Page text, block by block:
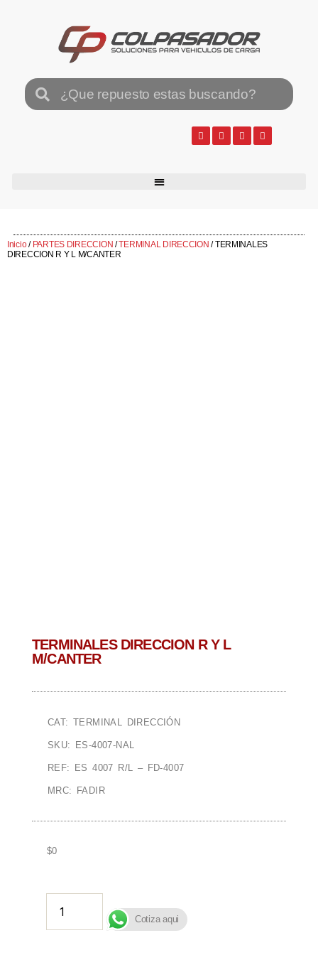
Inicio/ PARTES DIRECCION /TERMINAL DIRECCION / TERMINALES
DIRECCION R Y L M/CANTER
TERMINALES DIRECCION R Y L
M/CANTER
CAT: TERMINAL DIRECCIÓN
SKU: ES-4007-NAL
REF: ES 4007 R/L – FD-4007
MRC: FADIR
$0
Cotiza aqui